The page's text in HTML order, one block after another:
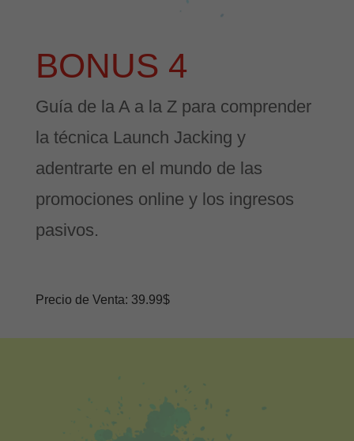
BONUS 4
Guía de la A a la Z para comprender
la técnica Launch Jacking y
adentrarte en el mundo de las
promociones online y los ingresos
pasivos.
Precio de Venta: 39.99$